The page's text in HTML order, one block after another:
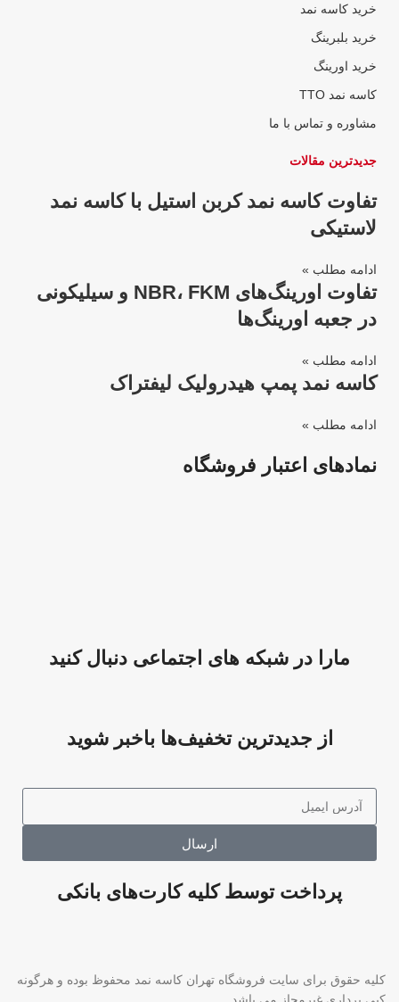
خرید کاسه نمد
خرید بلبرینگ
خرید اورینگ
کاسه نمد TTO
مشاوره و تماس با ما
جدیدترین مقالات
تفاوت کاسه نمد کربن استیل با کاسه نمد
لاستیکی
ادامه مطلب »
تفاوت اورینگ‌های NBR، FKM و سیلیکونی
در جعبه اورینگ‌ها
ادامه مطلب »
کاسه نمد پمپ هیدرولیک لیفتراک
ادامه مطلب »
نمادهای اعتبار فروشگاه
مارا در شبکه های اجتماعی دنبال کنید
از جدیدترین تخفیف‌ها باخبر شوید
ارسال
پرداخت توسط کلیه کارت‌های بانکی
کلیه حقوق برای سایت فروشگاه تهران کاسه نمد محفوظ بوده و هرگونه